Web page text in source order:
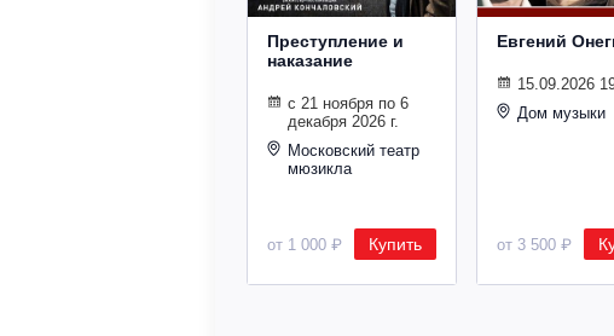
Преступление и
наказание
с 21 ноября по 6
декабря 2026 г.
Московский театр
мюзикла
от 1 000 ₽ Купить
Евгений
15.09.2026
Дом музыки
от 3 500 ₽